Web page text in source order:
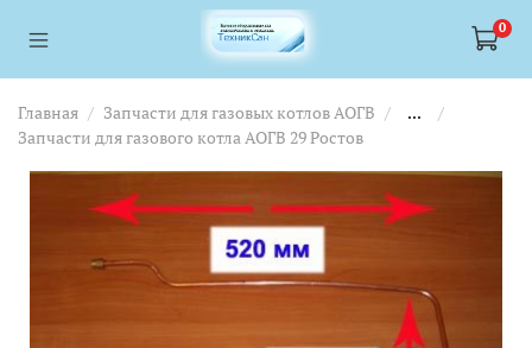
0
Главная Запчасти для газовых котлов АОГВ
...
Запчасти для газового котла АОГВ 29 Ростов
<a href="https://webmaster.yandex.ru/siteinfo/?site=https://
<a href="https://webmaster.yandex.ru/siteinfo/?site=https://